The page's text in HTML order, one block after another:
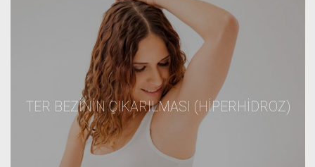
TER BEZININ ÇIKARILMASI (HIPERHIDROZ)